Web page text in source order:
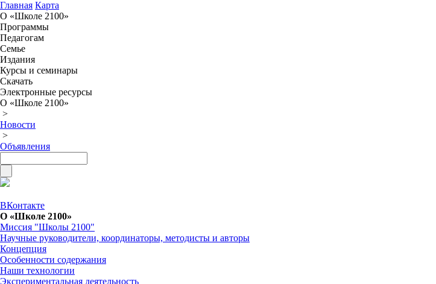
Главная Карта
О «Школе 2100»
Программы
Педагогам
Семье
Издания
Курсы и семинары
Скачать
Электронные ресурсы
О «Школе 2100»
>
Новости
>
Объявления
ВКонтакте
О «Школе 2100»
Миссия "Школы 2100"
Научные руководители, координаторы, методисты и авторы
Концепция
Особенности содержания
Наши технологии
Экспериментальная деятельность